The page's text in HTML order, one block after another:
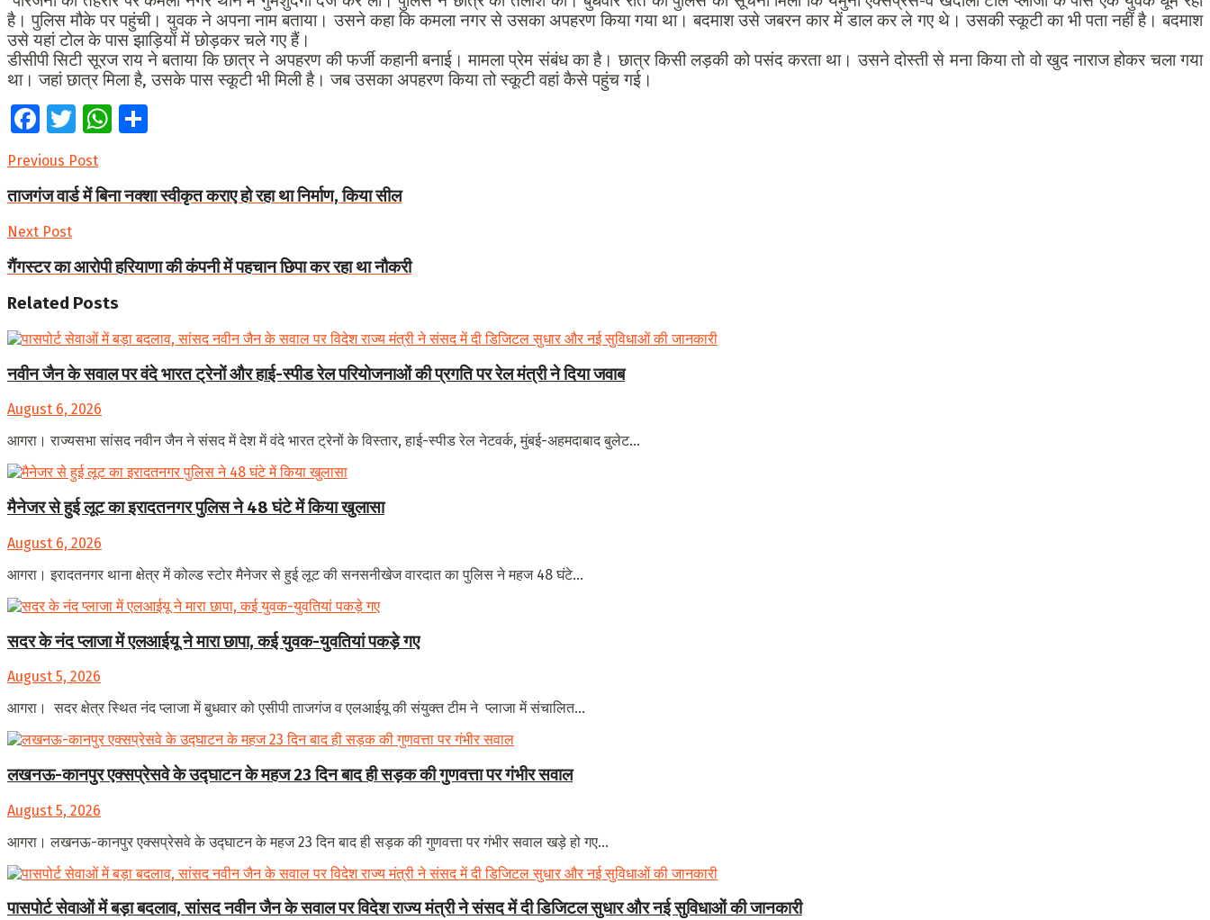
है। पुलिस मौके पर पहुंची। युवक ने अपना नाम बताया। उसने कहा कि कमला नगर से उसका अपहरण किया गया था। बदमाश उसे जबरन कार में डाल कर ले गए थे। उसकी स्कूटी का भी पता नहीं है। बदमाश
उसे यहां टोल के पास झाड़ियों में छोड़कर चले गए हैं।
डीसीपी सिटी सूरज राय ने बताया कि छात्र ने अपहरण की फर्जी कहानी बनाई। मामला प्रेम संबंध का है। छात्र किसी लड़की को पसंद करता था। उसने दोस्ती से मना किया तो वो खुद नाराज होकर चला गया
था। जहां छात्र मिला है, उसके पास स्कूटी भी मिली है। जब उसका अपहरण किया तो स्कूटी वहां कैसे पहुंच गई।
Facebook
TwitterWhatsApp
Previous Post
ताजगंज वार्ड में बिना नक्शा स्वीकृत कराए हो रहा था निर्माण, किया सील
Next Post
गैंगस्टर का आरोपी हरियाणा की कंपनी में पहचान छिपा कर रहा था नौकरी
Related Posts
नवीन जैन के सवाल पर वंदे भारत ट्रेनों और हाई-स्पीड रेल परियोजनाओं की प्रगति पर रेल मंत्री ने दिया जवाब
August 6, 2026
आगरा। राज्यसभा सांसद नवीन जैन ने संसद में देश में वंदे भारत ट्रेनों के विस्तार, हाई-स्पीड रेल नेटवर्क, मुंबई-अहमदाबाद बुलेट...
मैनेजर से हुई लूट का इरादतनगर पुलिस ने 48 घंटे में किया खुलासा
August 6, 2026
आगरा। इरादतनगर थाना क्षेत्र में कोल्ड स्टोर मैनेजर से हुई लूट की सनसनीखेज वारदात का पुलिस ने महज 48 घंटे...
सदर के नंद प्लाजा में एलआईयू ने मारा छापा, कई युवक-युवतियां पकड़े गए
August 5, 2026
आगरा। सदर क्षेत्र स्थित नंद प्लाजा में बुधवार को एसीपी ताजगंज व एलआईयू की संयुक्त टीम ने प्लाजा में संचालित...
लखनऊ-कानपुर एक्सप्रेसवे के उद्घाटन के महज 23 दिन बाद ही सड़क की गुणवत्ता पर गंभीर सवाल
August 5, 2026
आगरा। लखनऊ-कानपुर एक्सप्रेसवे के उद्घाटन के महज 23 दिन बाद ही सड़क की गुणवत्ता पर गंभीर सवाल खड़े हो गए...
पासपोर्ट सेवाओं में बड़ा बदलाव, सांसद नवीन जैन के सवाल पर विदेश राज्य मंत्री ने संसद में दी डिजिटल सुधार और नई सुविधाओं की जानकारी